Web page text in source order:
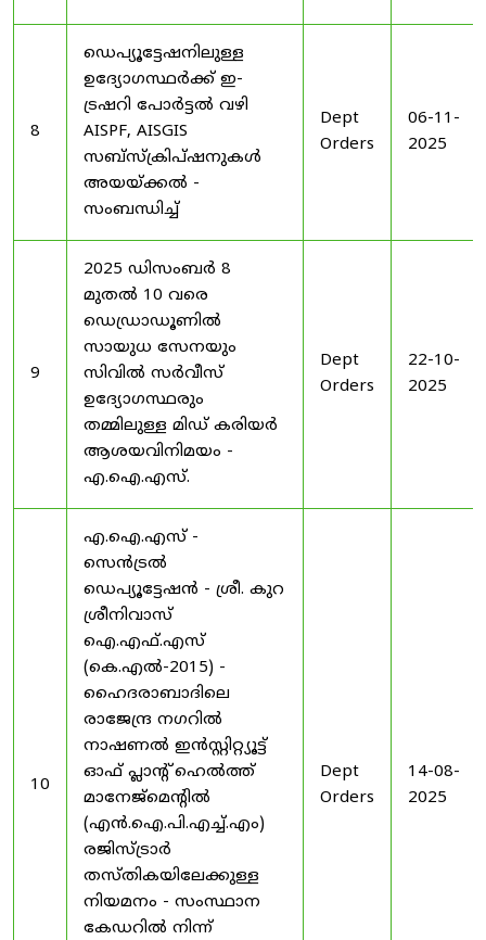
8
ഡെപ്യൂട്ടേഷനിലുള്ള
ഉദ്യോഗസ്ഥർക്ക് ഇ-
ട്രഷറി പോർട്ടൽ വഴി
AISPF, AISGIS
സബ്‌സ്‌ക്രിപ്‌ഷനുകൾ
അയയ്ക്കൽ -
സംബന്ധിച്ച്
Dept
Orders
06-11-
2025
9
2025 ഡിസംബർ 8
മുതൽ 10 വരെ
ഡെഡ്രാഡൂണിൽ
സായുധ സേനയും
സിവിൽ സർവീസ്
ഉദ്യോഗസ്ഥരും
തമ്മിലുള്ള മിഡ് കരിയർ
ആശയവിനിമയം -
എ.ഐ.എസ്.
Dept
Orders
22-10-
2025
10
എ.ഐ.എസ് -
സെൻട്രൽ
ഡെപ്യൂട്ടേഷൻ - ശ്രീ. കുറ
ശ്രീനിവാസ്
ഐ.എഫ്.എസ്
(കെ.എൽ-2015) -
ഹൈദരാബാദിലെ
രാജേന്ദ്ര നഗറിൽ
നാഷണൽ ഇൻസ്റ്റിറ്റ്യൂട്ട്
ഓഫ് പ്ലാന്റ് ഹെൽത്ത്
മാനേജ്‌മെന്റിൽ
(എൻ.ഐ.പി.എച്ച്.എം)
രജിസ്ട്രാർ
തസ്തികയിലേക്കുള്ള
നിയമനം - സംസ്ഥാന
കേഡറിൽ നിന്ന്
Dept
Orders
14-08-
2025